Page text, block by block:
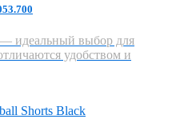
идеальный выбор для
удобством и